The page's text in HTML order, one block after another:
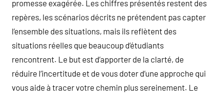
promesse exagérée. Les chiffres présentés restent des
repères, les scénarios décrits ne prétendent pas capter
l’ensemble des situations, mais ils reflètent des
situations réelles que beaucoup d’étudiants
rencontrent. Le but est d’apporter de la clarté, de
réduire l’incertitude et de vous doter d’une approche qui
vous aide à tracer votre chemin plus sereinement. Le